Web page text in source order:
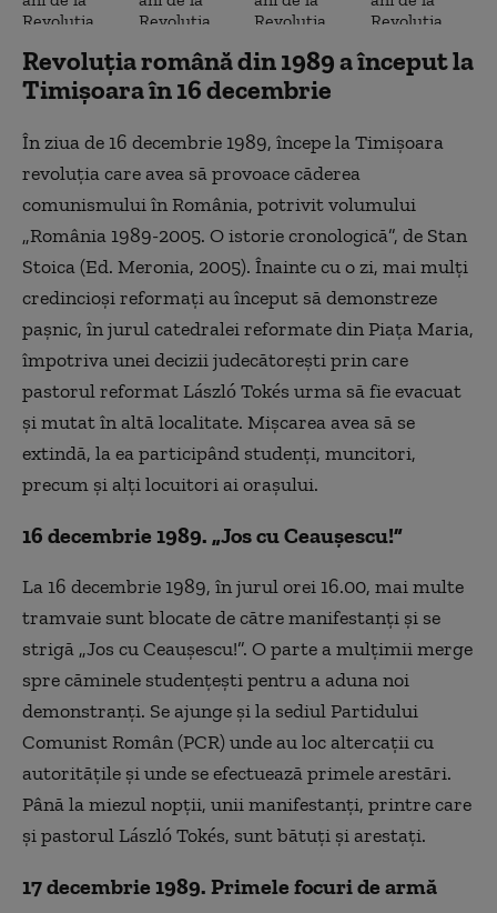
Revoluția română din 1989 a început la
Timișoara în 16 decembrie
În ziua de 16 decembrie 1989, începe la Timişoara
revoluţia care avea să provoace căderea
comunismului în România, potrivit volumului
„România 1989-2005. O istorie cronologică”, de Stan
Stoica (Ed. Meronia, 2005). Înainte cu o zi, mai mulţi
credincioşi reformaţi au început să demonstreze
paşnic, în jurul catedralei reformate din Piaţa Maria,
împotriva unei decizii judecătoreşti prin care
pastorul reformat László Tokés urma să fie evacuat
şi mutat în altă localitate. Mişcarea avea să se
extindă, la ea participând studenţi, muncitori,
precum şi alţi locuitori ai oraşului.
16 decembrie 1989. „Jos cu Ceauşescu!”
La 16 decembrie 1989, în jurul orei 16.00, mai multe
tramvaie sunt blocate de către manifestanţi şi se
strigă „Jos cu Ceauşescu!”. O parte a mulţimii merge
spre căminele studenţeşti pentru a aduna noi
demonstranţi. Se ajunge şi la sediul Partidului
Comunist Român (PCR) unde au loc altercaţii cu
autorităţile şi unde se efectuează primele arestări.
Până la miezul nopţii, unii manifestanţi, printre care
şi pastorul László Tokés, sunt bătuţi şi arestaţi.
17 decembrie 1989. Primele focuri de armă